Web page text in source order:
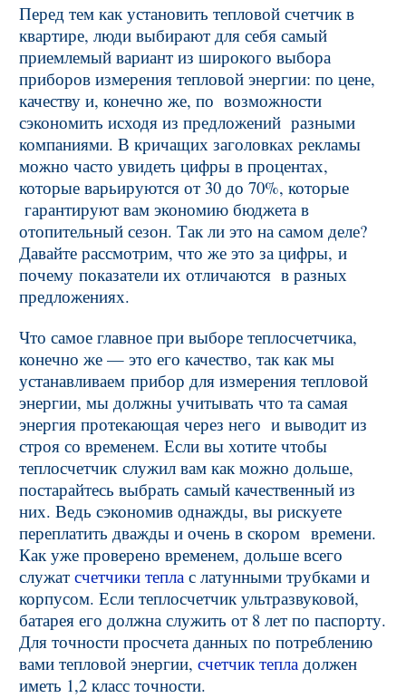
Перед тем как установить тепловой счетчик в
квартире, люди выбирают для себя самый
приемлемый вариант из широкого выбора
приборов измерения тепловой энергии: по цене,
качеству и, конечно же, по возможности
сэкономить исходя из предложений разными
компаниями. В кричащих заголовках рекламы
можно часто увидеть цифры в процентах,
которые варьируются от 30 до 70%, которые
гарантируют вам экономию бюджета в
отопительный сезон. Так ли это на самом деле?
Давайте рассмотрим, что же это за цифры, и
почему показатели их отличаются в разных
предложениях.
Что самое главное при выборе теплосчетчика,
конечно же — это его качество, так как мы
устанавливаем прибор для измерения тепловой
энергии, мы должны учитывать что та самая
энергия протекающая через него и выводит из
строя со временем. Если вы хотите чтобы
теплосчетчик служил вам как можно дольше,
постарайтесь выбрать самый качественный из
них. Ведь сэкономив однажды, вы рискуете
переплатить дважды и очень в скором времени.
Как уже проверено временем, дольше всего
служатсчетчики тепла с латунными трубками и
корпусом. Если теплосчетчик ультразвуковой,
батарея его должна служить от 8 лет по паспорту.
Для точности просчета данных по потреблению
вами тепловой энергии,счетчик тепла должен
иметь 1,2 класс точности.